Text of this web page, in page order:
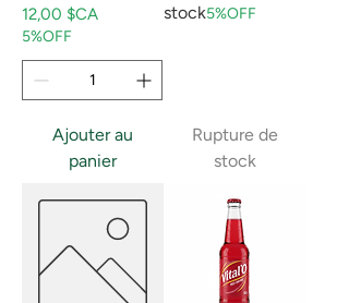
Prix
12,00 $CA
5%OFF
Ajouter au
panier
stock5%OFF
Rupture de
stock